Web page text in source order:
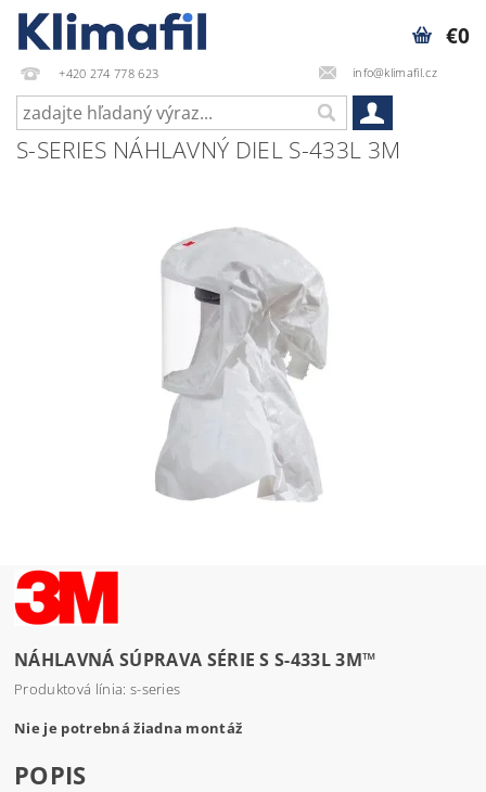
+420 274 778 623 info@klimafil.cz
€0
S-SERIES NÁHLAVNÝ DIEL S-433L 3M
NÁHLAVNÁ SÚPRAVA SÉRIE S S-433L 3M™
Produktová línia: s-series
Nie je potrebná žiadna montáž
POPIS